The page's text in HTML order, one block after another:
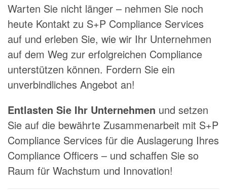
Warten Sie nicht länger – nehmen Sie noch
heute Kontakt zu S+P Compliance Services
auf und erleben Sie, wie wir Ihr Unternehmen
auf dem Weg zur erfolgreichen Compliance
unterstützen können. Fordern Sie ein
unverbindliches Angebot an!
Entlasten Sie Ihr Unternehmen und setzen
Sie auf die bewährte Zusammenarbeit mit S+P
Compliance Services für die Auslagerung Ihres
Compliance Officers – und schaffen Sie so
Raum für Wachstum und Innovation!